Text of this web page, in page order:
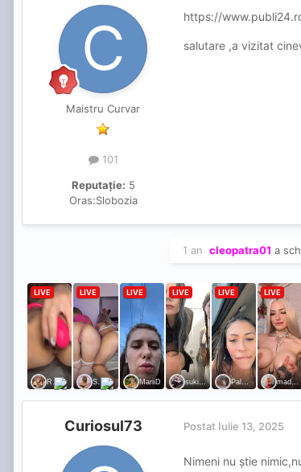
Maistru Curvar
101
Reputație: 5
Oras:Slobozia
https://
salutare ,a vizitat
1 an cleopatra01 a
Curiosul73 Postat Iulie 13, 2025
Nimeni nu știe